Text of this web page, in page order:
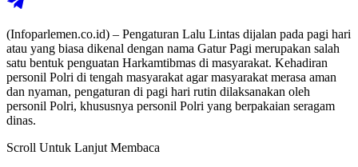
(Infoparlemen.co.id) – Pengaturan Lalu Lintas dijalan pada pagi hari
atau yang biasa dikenal dengan nama Gatur Pagi merupakan salah
satu bentuk penguatan Harkamtibmas di masyarakat. Kehadiran
personil Polri di tengah masyarakat agar masyarakat merasa aman
dan nyaman, pengaturan di pagi hari rutin dilaksanakan oleh
personil Polri, khususnya personil Polri yang berpakaian seragam
dinas.
Scroll Untuk Lanjut Membaca